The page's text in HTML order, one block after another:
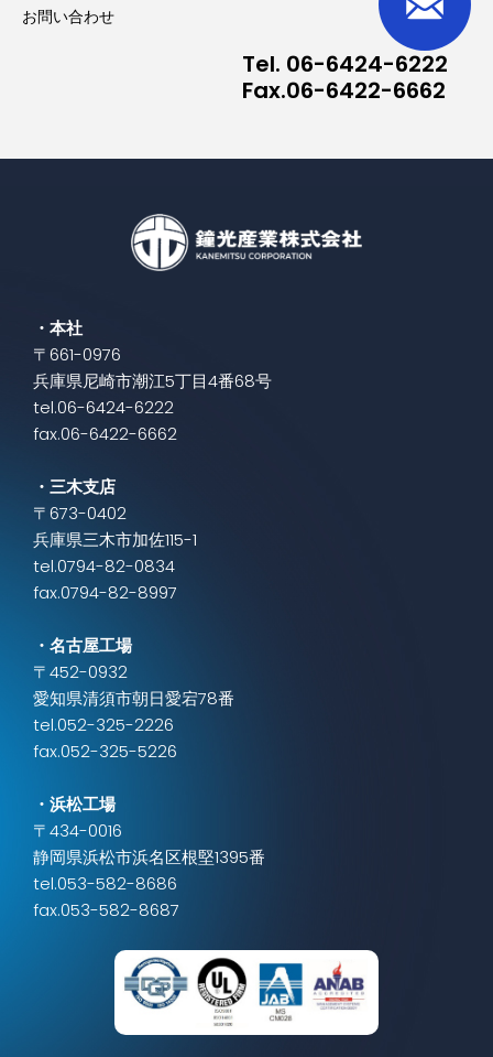
お問い合わせ
Tel. 06-6424-6222
Fax.06-6422-6662
・本社
〒661-0976
兵庫県尼崎市潮江5丁目4番68号
tel.06-6424-6222
fax.06-6422-6662
・三木支店
〒673-0402
兵庫県三木市加佐115-1
tel.0794-82-0834
fax.0794-82-8997
・名古屋工場
〒452-0932
愛知県清須市朝日愛宕78番
tel.052-325-2226
fax.052-325-5226
・浜松工場
〒434-0016
静岡県浜松市浜名区根堅1395番
tel.053-582-8686
fax.053-582-8687